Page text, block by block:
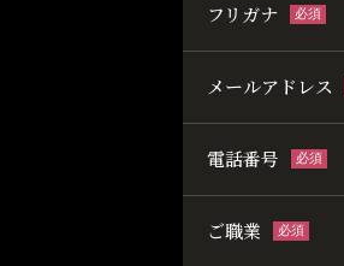
フリガナ 必須
メールアドレス
電話番号 必須
ご職業 必須